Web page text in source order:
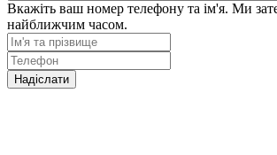
Вкажіть ваш номер телефону та ім'я. Ми
найближчим часом.
Надіслати